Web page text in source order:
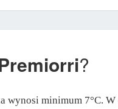
?
wynosi minimum 7°C.